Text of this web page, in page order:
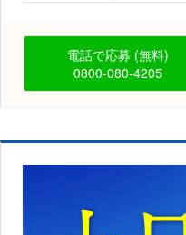
電話で応募 (無料)
0800-080-4205